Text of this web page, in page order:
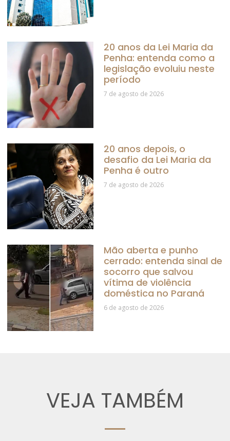
20 anos da Lei Maria da
Penha: entenda como a
legislação evoluiu neste
período
7 de agosto de 2026
20 anos depois, o
desafio da Lei Maria da
Penha é outro
7 de agosto de 2026
Mão aberta e punho
cerrado: entenda sinal de
socorro que salvou
vítima de violência
doméstica no Paraná
6 de agosto de 2026
VEJA TAMBÉM